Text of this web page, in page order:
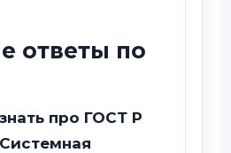
ответы по
про ГОСТ Р